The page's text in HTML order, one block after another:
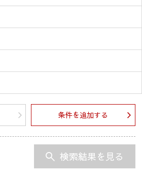
条件を追加する
検索結果を見る